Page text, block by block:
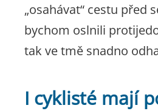
„osahávat“ cestu před
bychom oslnili
tak ve tmě snadno
I cyklisté mají